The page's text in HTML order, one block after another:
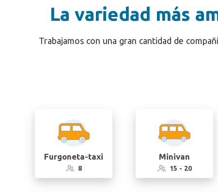
La variedad más
Trabajamos con una gran cantidad de
Furgoneta-taxi
8
Minivan
15 - 20